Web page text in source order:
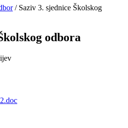
/ Saziv 3. sjednice Školskog
odbora